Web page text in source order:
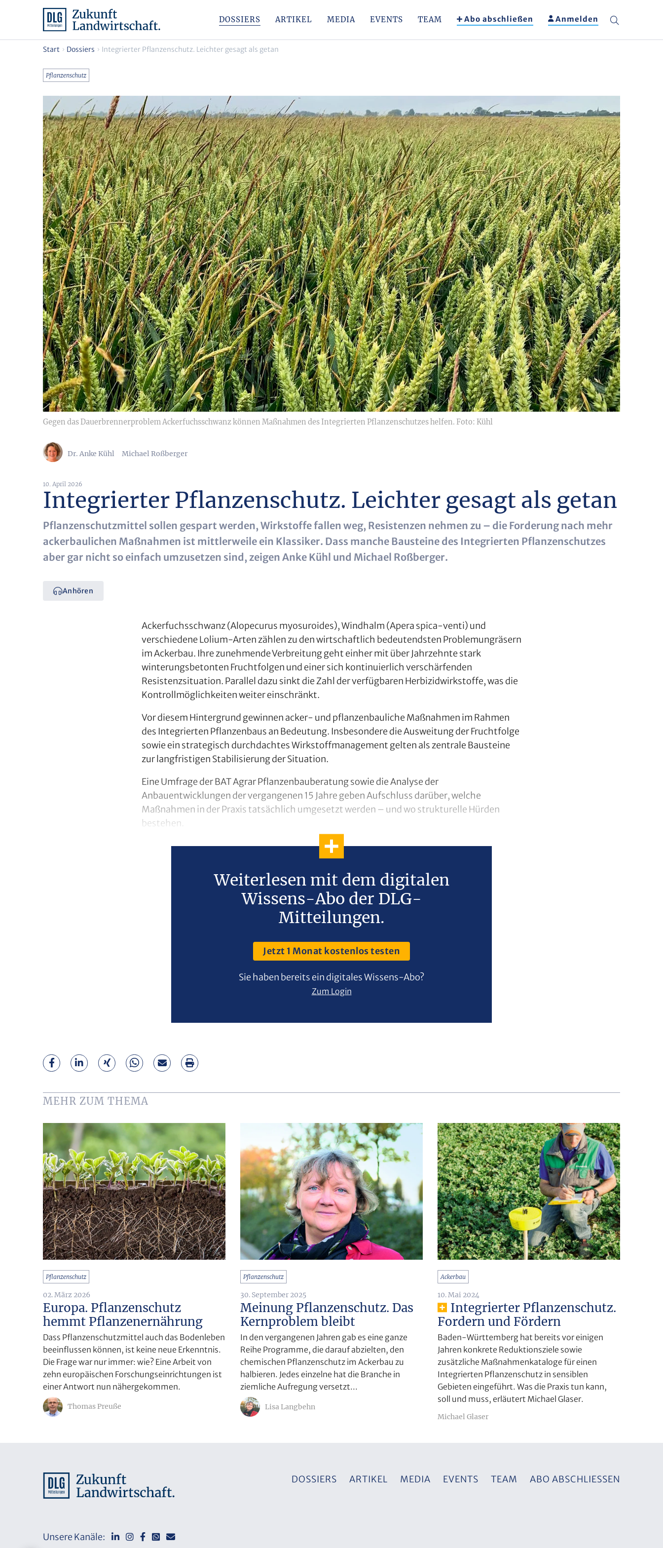
DOSSIERS ARTIKEL MEDIA EVENTS TEAM Abo abschließen Anmelden
Start Dossiers Integrierter Pflanzenschutz. Leichter gesagt als getan
Pflanzenschutz
Gegen das Dauerbrennerproblem Ackerfuchsschwanz können Maßnahmen des Integrierten Pflanzenschutzes helfen. Foto: Kühl
Dr. Anke Kühl Michael Roßberger
10. April 2026
Integrierter Pflanzenschutz. Leichter gesagt als getan
Pflanzenschutzmittel sollen gespart werden, Wirkstoffe fallen weg, Resistenzen nehmen zu – die Forderung nach mehr
ackerbaulichen Maßnahmen ist mittlerweile ein Klassiker. Dass manche Bausteine des Integrierten Pflanzenschutzes
aber gar nicht so einfach umzusetzen sind, zeigen Anke Kühl und Michael Roßberger.
Anhören
Ackerfuchsschwanz (Alopecurus myosuroides), Windhalm (Apera spica-venti) und
verschiedene Lolium-Arten zählen zu den wirtschaftlich bedeutendsten Problemungräsern
im Ackerbau. Ihre zunehmende Verbreitung geht einher mit über Jahrzehnte stark
winterungsbetonten Fruchtfolgen und einer sich kontinuierlich verschärfenden
Resistenzsituation. Parallel dazu sinkt die Zahl der verfügbaren Herbizidwirkstoffe, was die
Kontrollmöglichkeiten weiter einschränkt.
Vor diesem Hintergrund gewinnen acker- und pflanzenbauliche Maßnahmen im Rahmen
des Integrierten Pflanzenbaus an Bedeutung. Insbesondere die Ausweitung der Fruchtfolge
sowie ein strategisch durchdachtes Wirkstoffmanagement gelten als zentrale Bausteine
zur langfristigen Stabilisierung der Situation.
Eine Umfrage der BAT Agrar Pflanzenbauberatung sowie die Analyse der
Anbauentwicklungen der vergangenen 15 Jahre geben Aufschluss darüber, welche
Maßnahmen in der Praxis tatsächlich umgesetzt werden – und wo strukturelle Hürden
bestehen.
Weiterlesen mit dem digitalen
Wissens-Abo der DLG-
Mitteilungen.
Jetzt 1 Monat kostenlos testen
Sie haben bereits ein digitales Wissens-Abo?
Zum Login
MEHR ZUM THEMA
Pflanzenschutz
02. März 2026
Europa. Pflanzenschutz
hemmt Pflanzenernährung
Dass Pflanzenschutzmittel auch das Bodenleben
beeinflussen können, ist keine neue Erkenntnis.
Die Frage war nur immer: wie? Eine Arbeit von
zehn europäischen Forschungseinrichtungen ist
einer Antwort nun nähergekommen.
Thomas Preuße
Pflanzenschutz
30. September 2025
Meinung Pflanzenschutz. Das
Kernproblem bleibt
In den vergangenen Jahren gab es eine ganze
Reihe Programme, die darauf abzielten, den
chemischen Pflanzenschutz im Ackerbau zu
halbieren. Jedes einzelne hat die Branche in
ziemliche Aufregung versetzt...
Lisa Langbehn
Ackerbau
10. Mai 2024
Integrierter Pflanzenschutz.
Fordern und Fördern
Baden-Württemberg hat bereits vor einigen
Jahren konkrete Reduktionsziele sowie
zusätzliche Maßnahmenkataloge für einen
Integrierten Pflanzenschutz in sensiblen
Gebieten eingeführt. Was die Praxis tun kann,
soll und muss, erläutert Michael Glaser.
Michael Glaser
DOSSIERS ARTIKEL MEDIA EVENTS TEAM ABO ABSCHLIESSEN
Unsere Kanäle: